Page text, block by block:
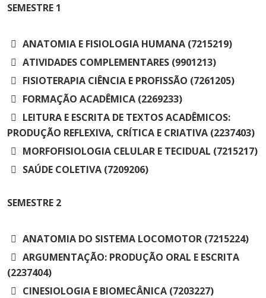
de Idiomas
& Você - Comunidade
SEMESTRE 1
ANATOMIA E FISIOLOGIA HUMANA (7215219)
ATIVIDADES COMPLEMENTARES (9901213)
FISIOTERAPIA CIÊNCIA E PROFISSÃO (7261205)
FORMAÇÃO ACADÊMICA (2269233)
LEITURA E ESCRITA DE TEXTOS ACADÊMICOS:
PRODUÇÃO REFLEXIVA, CRÍTICA E CRIATIVA (2237403)
MORFOFISIOLOGIA CELULAR E TECIDUAL (7215217)
SAÚDE COLETIVA (7209206)
SEMESTRE 2
ANATOMIA DO SISTEMA LOCOMOTOR (7215224)
ARGUMENTAÇÃO: PRODUÇÃO ORAL E ESCRITA
(2237404)
CINESIOLOGIA E BIOMECÂNICA (7203227)